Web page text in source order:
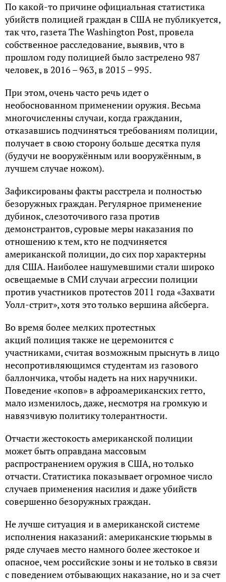
По какой-то причине официальная статистика
убийств полицией граждан в США не публикуется,
так что, газета The Washington Post, провела
собственное расследование, выявив, что в
прошлом году полицией было застрелено 987
человек, в 2016 – 963, в 2015 – 995.
При этом, очень часто речь идет о
необоснованном применении оружия. Весьма
многочисленны случаи, когда гражданин,
отказавшись подчиняться требованиям полиции,
получает в свою сторону больше десятка пуля
(будучи не вооружённым или вооружённым, в
лучшем случае ножом).
Зафиксированы факты расстрела и полностью
безоружных граждан. Регулярное применение
дубинок, слезоточивого газа против
демонстрантов, суровые меры наказания по
отношению к тем, кто не подчиняется
американской полиции, до сих пор характерны
для США. Наиболее нашумевшими стали широко
освещаемые в СМИ случаи агрессии полиции
против участников протестов 2011 года «Захвати
Уолл-стрит», хотя это только вершина айсберга.
Во время более мелких протестных
акций полиция также не церемонится с
участниками, считая возможным прыснуть в лицо
несопротивляющимся студентам из газового
баллончика, чтобы надеть на них наручники.
Поведение «копов» в афроамериканских гетто,
мало изменилось, даже, несмотря на громкую и
навязчивую политику толерантности.
Отчасти жестокость американской полиции
может быть оправдана массовым
распространением оружия в США, но только
отчасти. Статистика показывает огромное число
случаев применения насилия и даже убийств
совершенно безоружных граждан.
Не лучше ситуация и в американской системе
исполнения наказаний: американские тюрьмы в
ряде случаев место намного более жестокое и
опасное, чем российские зоны и не только в связи
с поведением отбывающих наказание, но и за счет